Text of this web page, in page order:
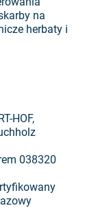
na
herbaty i
HOF,
038320